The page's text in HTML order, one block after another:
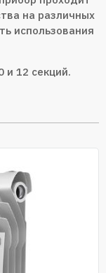
на различных
использования
и 12 секций.